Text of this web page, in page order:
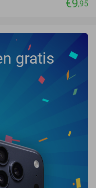
€9,95
gratis